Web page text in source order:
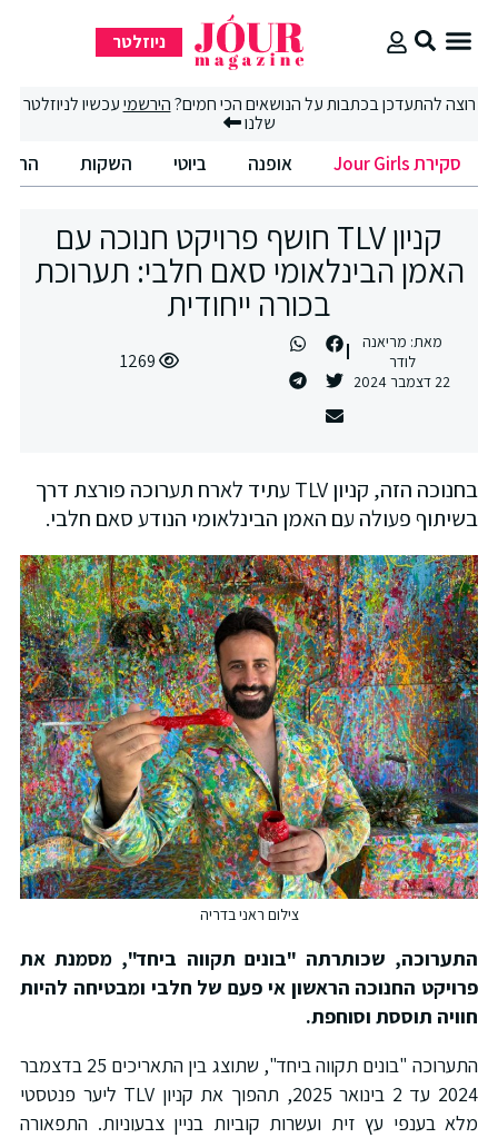
ניוזלטר
להתעדכן בכתבות על הנושאים הכי חמים?הירשמיעכשיו לניוזלטר
שלנו
סקירת Jour Girls אופנה ביוטי השקות החיים
קניון TLV חושף פרויקט חנוכה עם
האמן הבינלאומי סאם חלבי: תערוכת
בכורה ייחודית
מאת:מריאנה
לודר
בחנוכה הזה, קניון TLV עתיד לארח תערוכה פורצת דרך
פעולה עם האמן הבינלאומי הנודע סאם חלבי.
צילום ראני בדריה
שכותרתה "בונים תקווה ביחד", מסמנת את
החנוכה הראשון אי פעם של חלבי ומבטיחה להיות
תוססת וסוחפת.
התערוכה "בונים תקווה ביחד", שתוצג בין התאריכים 25 בדצמבר
2024 עד 2 בינואר 2025, תהפוך את קניון TLV ליער פנטסטי
בענפי עץ זית ועשרות קוביות בניין צבעוניות. התפאורה